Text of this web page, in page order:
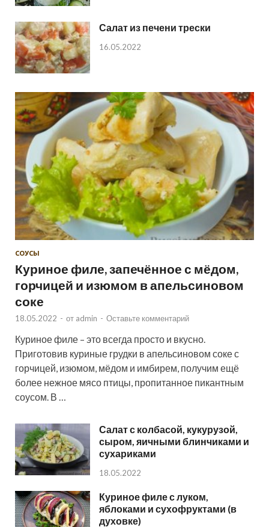
Салат из печени трески
16.05.2022
СОУСЫ
Куриное филе, запечённое с мёдом,
горчицей и изюмом в апельсиновом
соке
18.05.2022 - от admin - Оставьте комментарий
Куриное филе – это всегда просто и вкусно.
Приготовив куриные грудки в апельсиновом соке с
горчицей, изюмом, мёдом и имбирем, получим ещё
более нежное мясо птицы, пропитанное пикантным
соусом. В …
Салат с колбасой, кукурузой,
сыром, яичными блинчиками и
сухариками
18.05.2022
Куриное филе с луком,
яблоками и сухофруктами (в
духовке)